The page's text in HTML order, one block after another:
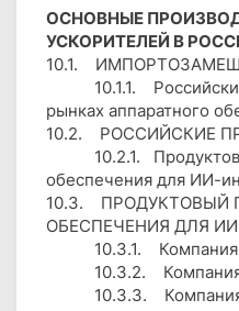
ОСНОВНЫЕ
УСКОРИТЕЛЕЙ В
10.1.
10.1.1. Российские
рынках аппаратного
10.2. РОССИЙСКИЕ
10.2.1.
обеспечения для ИИ-
10.3. ПРОДУКТОВЫЙ
ОБЕСПЕЧЕНИЯ ДЛЯ ИИ
10.3.1. Компания
10.3.2.
10.3.3.